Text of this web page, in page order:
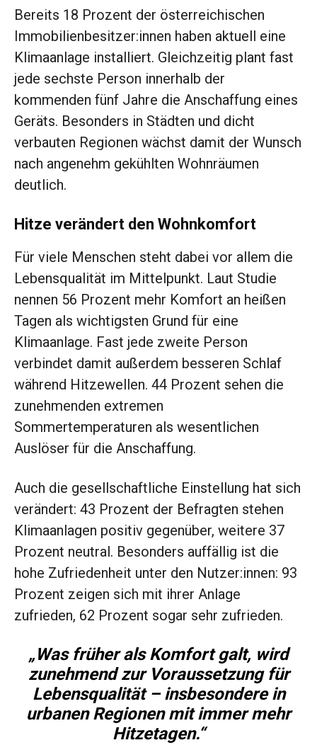
Bereits 18 Prozent der österreichischen
Immobilienbesitzer:innen haben aktuell eine
Klimaanlage installiert. Gleichzeitig plant fast
jede sechste Person innerhalb der
kommenden fünf Jahre die Anschaffung eines
Geräts. Besonders in Städten und dicht
verbauten Regionen wächst damit der Wunsch
nach angenehm gekühlten Wohnräumen
deutlich.
Hitze verändert den Wohnkomfort
Für viele Menschen steht dabei vor allem die
Lebensqualität im Mittelpunkt. Laut Studie
nennen 56 Prozent mehr Komfort an heißen
Tagen als wichtigsten Grund für eine
Klimaanlage. Fast jede zweite Person
verbindet damit außerdem besseren Schlaf
während Hitzewellen. 44 Prozent sehen die
zunehmenden extremen
Sommertemperaturen als wesentlichen
Auslöser für die Anschaffung.
Auch die gesellschaftliche Einstellung hat sich
verändert: 43 Prozent der Befragten stehen
Klimaanlagen positiv gegenüber, weitere 37
Prozent neutral. Besonders auffällig ist die
hohe Zufriedenheit unter den Nutzer:innen: 93
Prozent zeigen sich mit ihrer Anlage
zufrieden, 62 Prozent sogar sehr zufrieden.
„Was früher als Komfort galt, wird
zunehmend zur Voraussetzung für
Lebensqualität – insbesondere in
urbanen Regionen mit immer mehr
Hitzetagen.“